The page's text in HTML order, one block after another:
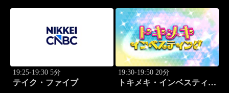
19:25-19:30 5分
テイク・ファイブ
19:30-19:50 20分
トキメキ・インベスティン